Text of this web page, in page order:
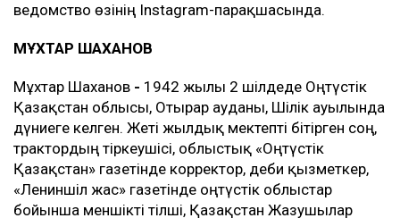
ведомство өзінің Instagram-парақшасында.
МҰХТАР ШАХАНОВ
Мұхтар Шаханов - 1942 жылы 2 шілдеде Оңтүстік
Қазақстан облысы, Отырар ауданы, Шілік ауылында
дүниеге келген. Жеті жылдық мектепті бітірген соң,
трактордың тіркеушісі, облыстық «Оңтүстік
Қазақстан» газетінде корректор, әдеби қызметкер,
«Лениншіл жас» газетінде оңтүстік облыстар
бойынша меншікті тілші, Қазақстан Жазушылар